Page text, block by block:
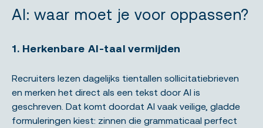
AI: waar moet je voor oppassen?
1. Herkenbare AI-taal vermijden
Recruiters lezen dagelijks tientallen sollicitatiebrieven
en merken het direct als een tekst door AI is
geschreven. Dat komt doordat AI vaak veilige, gladde
formuleringen kiest: zinnen die grammaticaal perfect